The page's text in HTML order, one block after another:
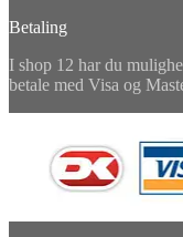
Betaling
I shop 12 har du
betale med Visa og